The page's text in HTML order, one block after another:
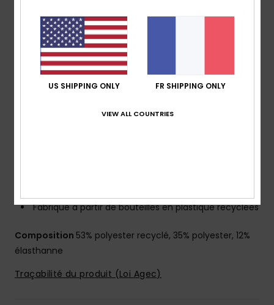
Revêtement : revêtement hydrophobe à base de
plantes
Coupe :coupe performance avec ourlet arrondi et
fendu
Taille :taille fixe
Système de fermeture :Fermeture par cordon de
Fabriqué à partir de bouteilles en plastique recyclées
Composition 53% polyester recyclé, 35% polyester, 12%
élasthanne
Traçabilité du produit (Loi Agec)
US SHIPPING ONLY FR SHIPPING ONLY
VIEW ALL COUNTRIES